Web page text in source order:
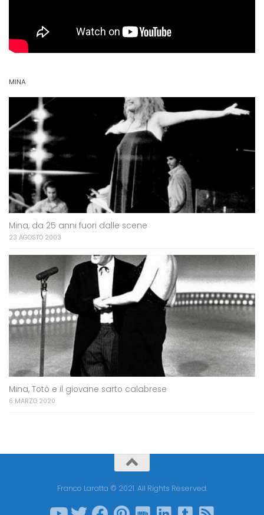
MINA
Mina, da 25 anni fuori dalle scene
23 AGOSTO 2003
Mina, Totò e il giovane sarto calabrese
6 MARZO 2020
Franco Laratta © 2021. All Rights Reserved.